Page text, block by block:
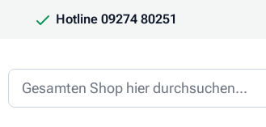
Hotline 09274 80251